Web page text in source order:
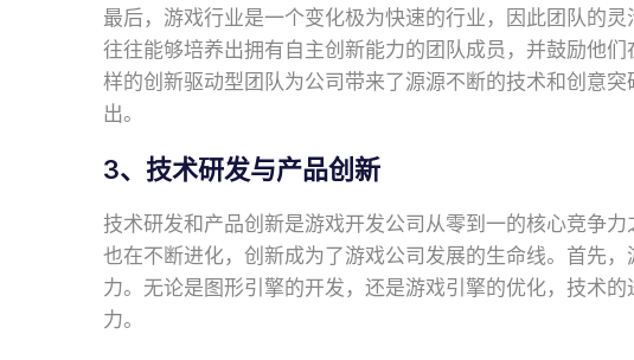
最后，游戏行业是一个变化极为快速的行业，因此团队的
往往能够培养出拥有自主创新能力的团队成员，并鼓励他
样的创新驱动型团队为公司带来了源源不断的技术和创意
出。
3、技术研发与产品创新
技术研发和产品创新是游戏开发公司从零到一的核心竞争
也在不断进化，创新成为了游戏公司发展的生命线。首先
力。无论是图形引擎的开发，还是游戏引擎的优化，技术
力。